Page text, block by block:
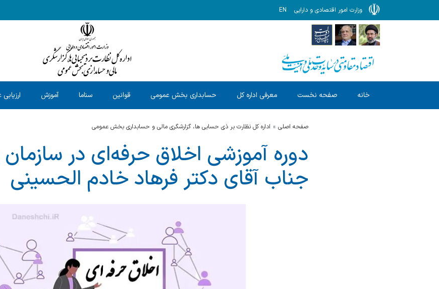
وزارت امور اقتصادی و دارایی EN
خانه صفحه نخست معرفی اداره کل حسابداری بخش عمومی قوانین سناما آموزش
صفحه اصلی اداره کل نظارت بر ذی حسابی ها، گزارشگری مالی و حسابداری بخش عمومی
دوره آموزشی اخلاق حرفه‌ای در
جناب آقای دکتر فرهاد خادم الحسینی